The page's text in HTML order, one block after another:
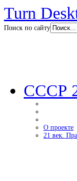
Turn
Поиск по сайту
СССР
О проекте
21 век.